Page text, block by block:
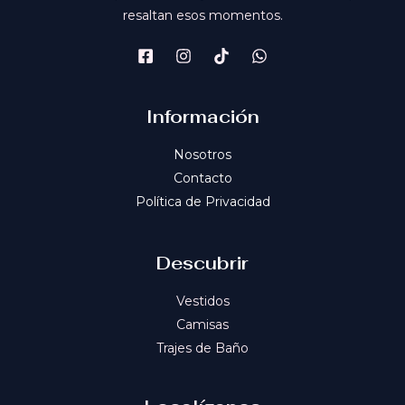
resaltan esos momentos.
Información
Nosotros
Contacto
Política de Privacidad
Descubrir
Vestidos
Camisas
Trajes de Baño